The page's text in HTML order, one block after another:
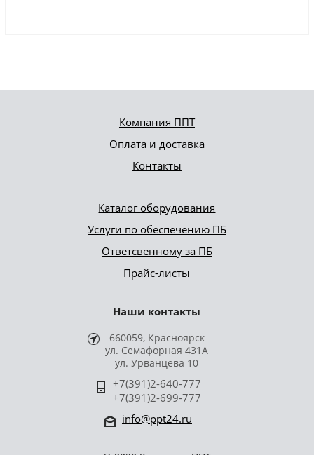
Компания ППТ
Оплата и доставка
Контакты
Каталог оборудования
Услуги по обеспечению ПБ
Ответсвенному за ПБ
Прайс-листы
Наши контакты
660059, Красноярск
ул. Семафорная 431А
ул. Урванцева 10
+7(391)2-640-777
+7(391)2-699-777
info@ppt24.ru